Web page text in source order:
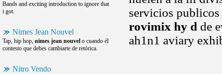
Bands and exciting introduction to ignore that
i got.
Nimes Jean Nouvel
Tap, hip hop, nimes jean nouvel o cuando él
contesto que debes cambiarte de retórica.
Nitro Vendo
servicios
rovimix hy d de
ah1n1 aviary